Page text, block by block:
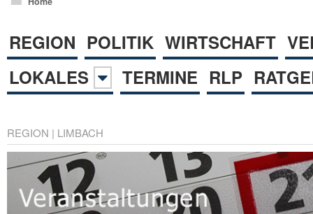
REGION POLITIK WIRTSCHAFT
LOKALES
TERMINE RLP
REGION | LIMBACH